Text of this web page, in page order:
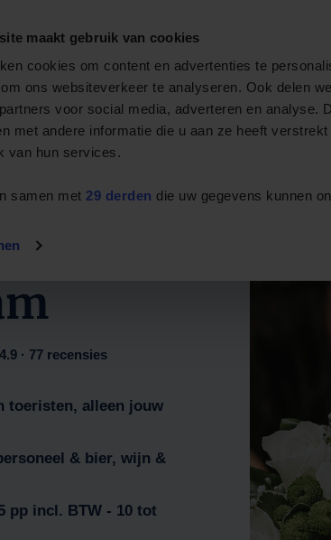
maakt gebruik van cookies
cookies om content en advertenties te
ons websiteverkeer te analyseren. Ook delen
voor social media, adverteren en analyse.
met andere informatie die u aan ze heeft
van hun services.
samen met 29 derden die uw gegevens kunnen
Privé rondvaart
juni & juli
· 77 recensies
toeristen, alleen jouw
& bier, wijn &
pp incl. BTW - 10 tot